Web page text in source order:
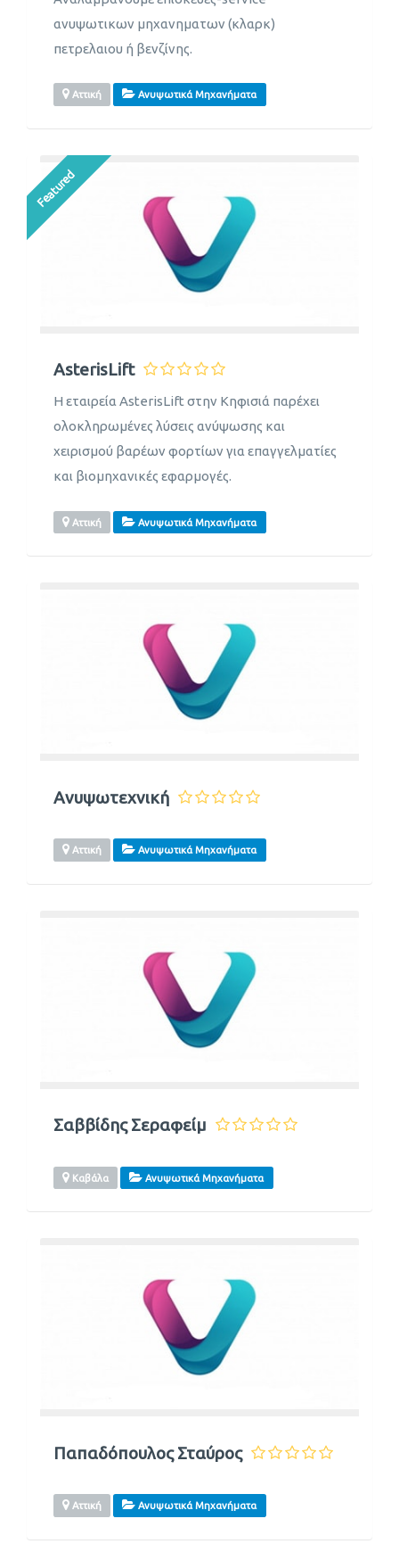
ανυψωτικων μηχανηματων (κλαρκ)
πετρελαιου ή βενζίνης.
Αττική Ανυψωτικά Μηχανήματα
Featured
AsterisLift
Η εταιρεία AsterisLift στην Κηφισιά παρέχει
ολοκληρωμένες λύσεις ανύψωσης και
χειρισμού βαρέων φορτίων για επαγγελματίες
και βιομηχανικές εφαρμογές.
Αττική Ανυψωτικά Μηχανήματα
Ανυψωτεχνική
Αττική Ανυψωτικά Μηχανήματα
Σαββίδης Σεραφείμ
Καβάλα Ανυψωτικά Μηχανήματα
Παπαδόπουλος Σταύρος
Αττική Ανυψωτικά Μηχανήματα